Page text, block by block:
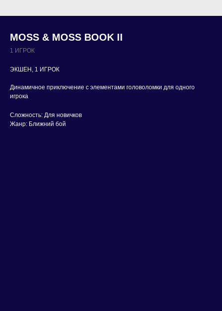
MOSS & MOSS BOOK II
1 ИГРОК
ЭКШЕН, 1 ИГРОК
Динамичное приключение с элементами головоломки для одного
игрока
Сложность: Для новичков
Жанр: Ближний бой